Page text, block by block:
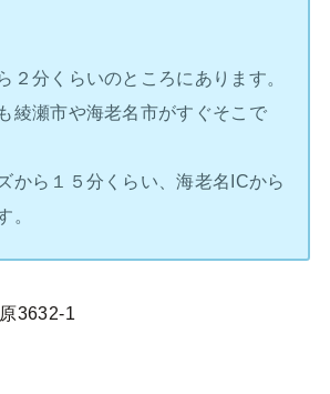
２分くらいのところにあります。
綾瀬市や海老名市がすぐそこで
から１５分くらい、海老名ICから
。
3632-1